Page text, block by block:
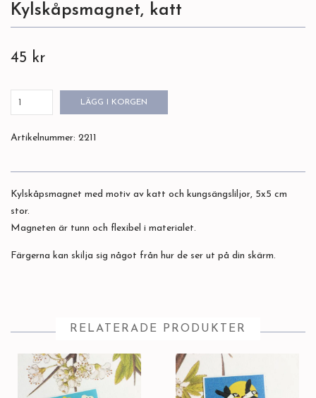
Kylskåpsmagnet, katt
45 kr
LÄGG I KORGEN
Artikelnummer: 2211
Kylskåpsmagnet med motiv av katt och kungsängsliljor, 5x5 cm
stor.
Magneten är tunn och flexibel i materialet.
Färgerna kan skilja sig något från hur de ser ut på din skärm.
RELATERADE PRODUKTER